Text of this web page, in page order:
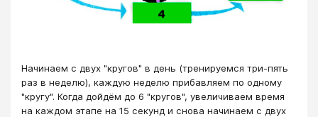
Начинаем с двух "кругов" в день (тренируемся три-пять
раз в неделю), каждую неделю прибавляем по одному
"кругу". Когда дойдём до 6 "кругов", увеличиваем время
на каждом этапе на 15 секунд и снова начинаем с двух